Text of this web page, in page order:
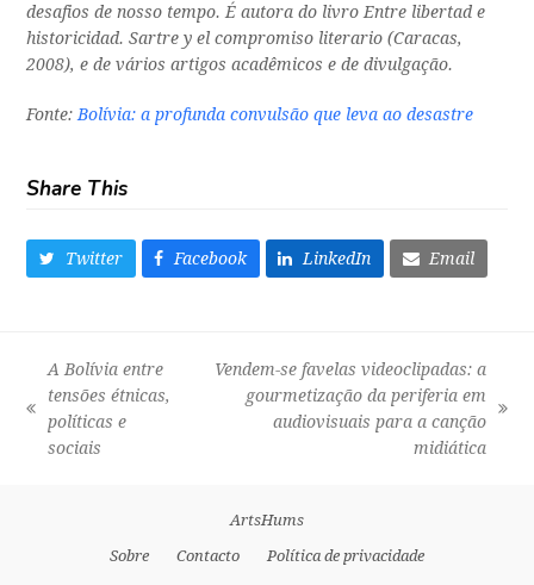
desafios de nosso tempo. É autora do livro Entre libertad e
historicidad. Sartre y el compromiso literario (Caracas,
2008), e de vários artigos acadêmicos e de divulgação.
Fonte: Bolívia: a profunda convulsão que leva ao desastre
Share This
Twitter Facebook LinkedIn Email
previous
post:
A Bolívia entre
tensões étnicas,
políticas e
sociais
Vendem-se favelas videoclipadas: a
gourmetização da periferia em
audiovisuais para a canção
midiática
ArtsHums
Sobre
Contacto Política de privacidade